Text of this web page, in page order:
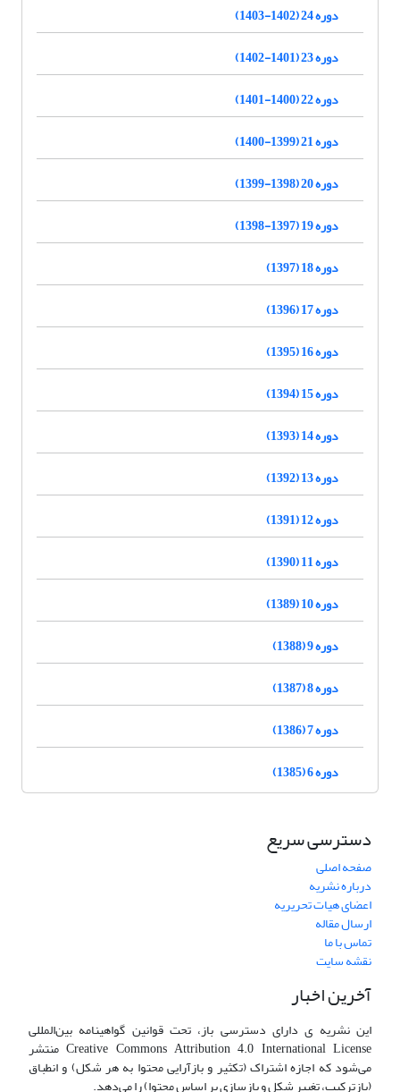
دوره 24 (1402-1403)
دوره 23 (1401-1402)
دوره 22 (1400-1401)
دوره 21 (1399-1400)
دوره 20 (1398-1399)
دوره 19 (1397-1398)
دوره 18 (1397)
دوره 17 (1396)
دوره 16 (1395)
دوره 15 (1394)
دوره 14 (1393)
دوره 13 (1392)
دوره 12 (1391)
دوره 11 (1390)
دوره 10 (1389)
دوره 9 (1388)
دوره 8 (1387)
دوره 7 (1386)
دوره 6 (1385)
دسترسی سریع
صفحه اصلی
درباره نشریه
اعضای هیات تحریریه
ارسال مقاله
تماس با ما
نقشه سایت
آخرین اخبار
این نشریه ی دارای دسترسی باز، تحت قوانین گواهینامه بین‌المللی
Creative Commons Attribution 4.0 International License منتشر
می‌شود که اجازه اشتراک (تکثیر و بازآرایی محتوا به هر شکل) و انطباق
(بازترکیب، تغییر شکل و بازسازی بر اساس محتوا) را می‌دهد.